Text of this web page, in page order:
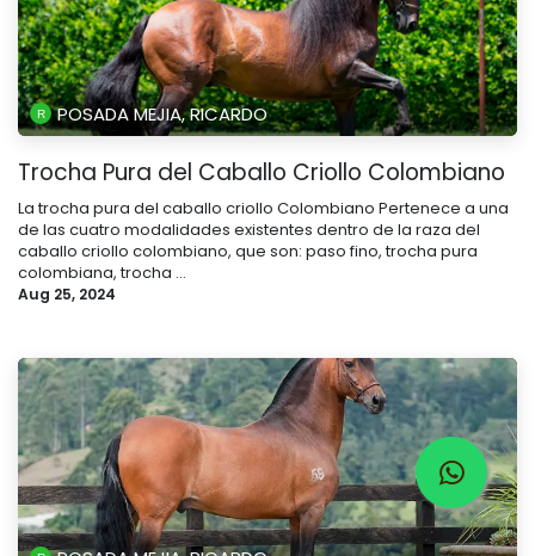
POSADA MEJIA, RICARDO
Trocha Pura del Caballo Criollo Colombiano
La trocha pura del caballo criollo Colombiano Pertenece a una
de las cuatro modalidades existentes dentro de la raza del
caballo criollo colombiano, que son: paso fino, trocha pura
colombiana, trocha ...
Aug 25, 2024